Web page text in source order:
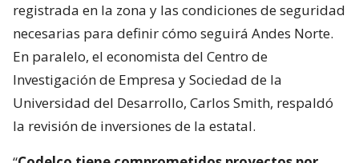
registrada en la zona y las condiciones de seguridad
necesarias para definir cómo seguirá Andes Norte.
En paralelo, el economista del Centro de
Investigación de Empresa y Sociedad de la
Universidad del Desarrollo, Carlos Smith, respaldó
la revisión de inversiones de la estatal.